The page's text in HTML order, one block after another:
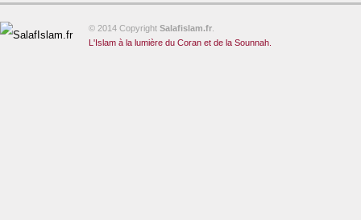
© 2014 Copyright Salafislam.fr
L'Islam à la lumière du Coran et de la Sounnah.